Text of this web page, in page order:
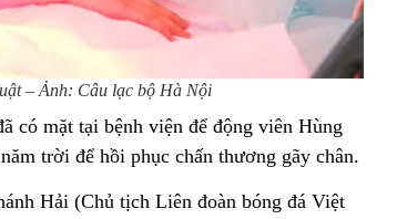
– Ảnh: Câu lạc bộ Hà Nội
có mặt tại bệnh viện để động viên Hùng
trời để hồi phục chấn thương gãy chân.
Hải (Chủ tịch Liên đoàn bóng đá Việt